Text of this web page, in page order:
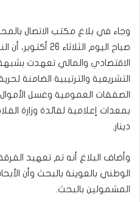
وجاء في بلاغ مكتب الاتصال
صباح اليوم
الاقتصادي والمالي تعهدت
التشريعية والترتيبية الضامنة
الصفقات العمومية وغسل
دينار.
وأضاف البلاغ أنه تم تعهيد
الوطني بالعوينة بالبحث وأن
المشمولين بالبحث.